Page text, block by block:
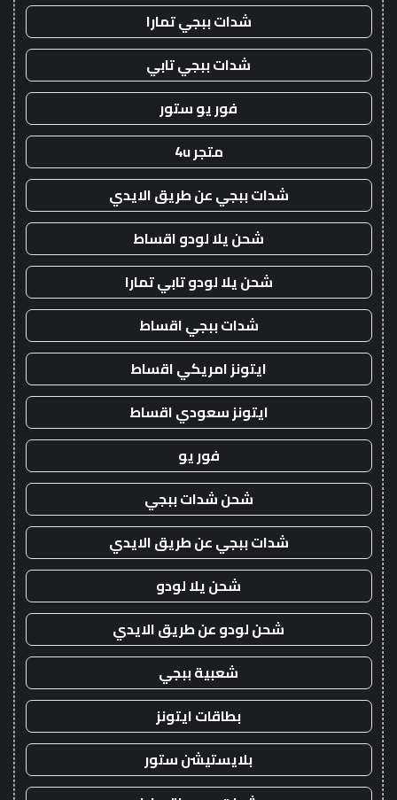
شدات ببجي تمارا
شدات ببجي تابي
فور يو ستور
متجر 4u
شدات ببجي عن طريق الايدي
شحن يلا لودو اقساط
شحن يلا لودو تابي تمارا
شدات ببجي اقساط
ايتونز امريكي اقساط
ايتونز سعودي اقساط
فور يو
شحن شدات ببجي
شدات ببجي عن طريق الايدي
شحن يلا لودو
شحن لودو عن طريق الايدي
شعبية ببجي
بطاقات ايتونز
بلايستيشن ستور